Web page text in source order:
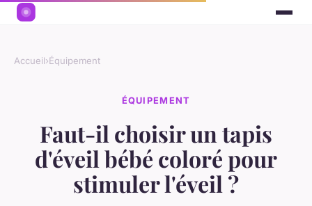
Accueil›Équipement
ÉQUIPEMENT
Faut-il choisir un tapis
d'éveil bébé coloré pour
stimuler l'éveil ?